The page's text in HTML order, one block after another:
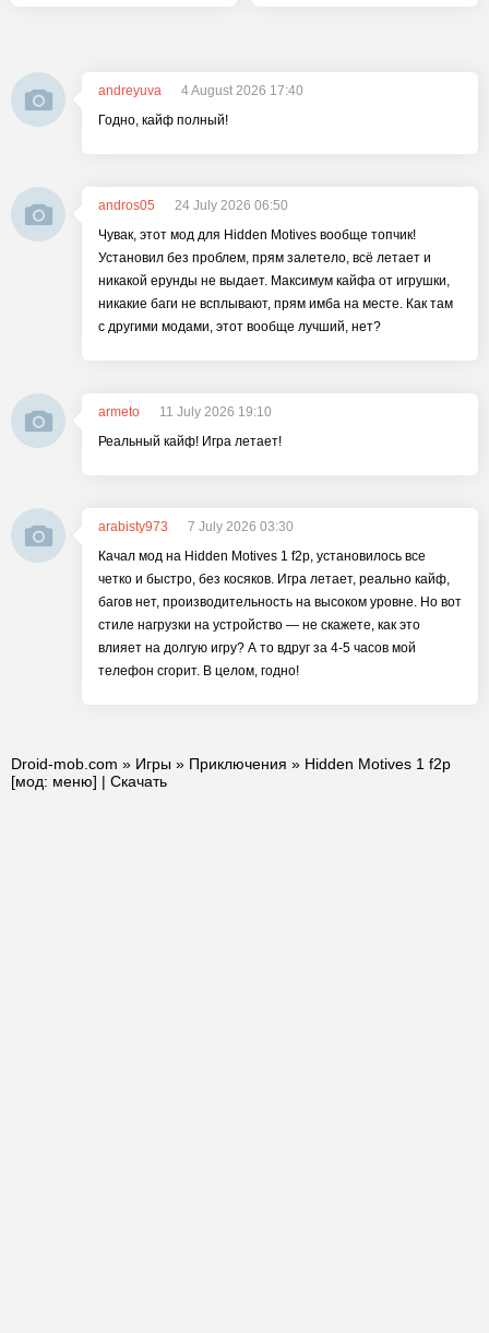
andreyuva
4 August 2026 17:40
Годно, кайф полный!
andros05
24 July 2026 06:50
Чувак, этот мод для Hidden Motives вообще топчик!
Установил без проблем, прям залетело, всё летает и
никакой ерунды не выдает. Максимум кайфа от игрушки,
никакие баги не всплывают, прям имба на месте. Как там
с другими модами, этот вообще лучший, нет?
armeto
11 July 2026 19:10
Реальный кайф! Игра летает!
arabisty973
7 July 2026 03:30
Качал мод на Hidden Motives 1 f2p, установилось все
четко и быстро, без косяков. Игра летает, реально кайф,
багов нет, производительность на высоком уровне. Но вот
стиле нагрузки на устройство — не скажете, как это
влияет на долгую игру? А то вдруг за 4-5 часов мой
телефон сгорит. В целом, годно!
Droid-mob.com » Игры » Приключения » Hidden Motives 1 f2p
[мод: меню] | Скачать